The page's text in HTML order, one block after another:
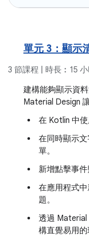
單元 3：顯示
3 節課程 | 時長︰15
建構能夠顯示資
Material Design
在 Kotlin 中使
在同時顯示
單。
新增點擊事件
在應用程式
題。
透過 Material
構直覺易用的